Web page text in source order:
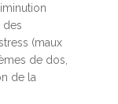
des
(maux
de dos,
de la